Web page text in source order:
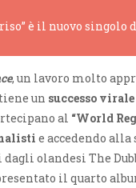
è il nuovo singolo
, un lavoro molto
un successo virale
al “World
e accedendo
olandesi The
il quarto